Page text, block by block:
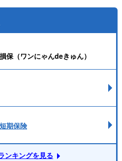
保（ワンにゃんdeきゅん）
期保険
ンキングを見る